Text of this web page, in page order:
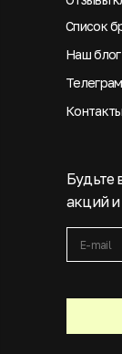
Будьте
акций
Список
Наш блог
Контакты